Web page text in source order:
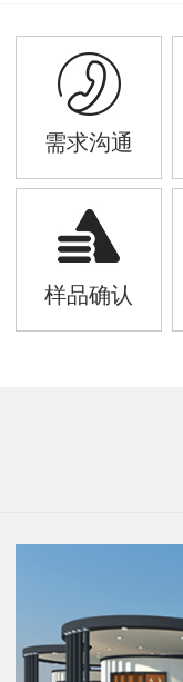
需求沟通
样品确认